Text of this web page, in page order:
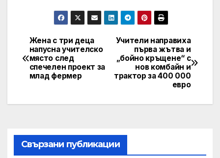
Post
navigation
Учители направиха
първа жътва и
„бойно кръщене“ с
нов комбайн и
трактор за 400 000
евро
Жена с три деца
напусна учителско
място след
спечелен проект за
млад фермер
Свързани публикации